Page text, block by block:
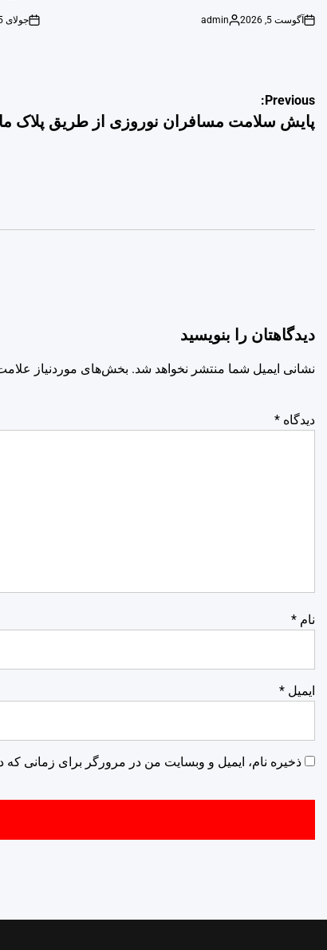
on
آگوست 5, 2026
Posted
admin
on
جولای 25, 2026
راهبری
نوشته
Previous:
پایش سلامت مسافران نوروزی از طریق پلاک
دیدگاهتان را بنویسید
نشانی ایمیل شما منتشر نخواهد شد. بخش‌های موردنیاز
دیدگاه *
نام *
ایمیل *
ذخیره نام، ایمیل و وبسایت من در مرورگر برای زمانی که